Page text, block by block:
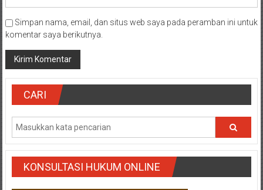
Simpan nama, email, dan situs web saya pada peramban ini untuk
komentar saya berikutnya.
CARI
KONSULTASI HUKUM ONLINE